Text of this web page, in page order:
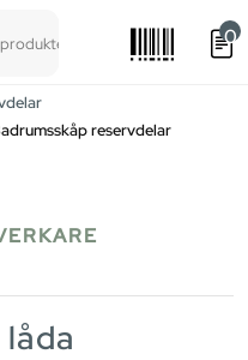
0
reservdelar